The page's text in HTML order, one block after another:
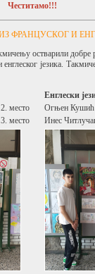
Честитамо!!!
ФРАНЦУСКОГ И
остварили добре
језика.
Енглески
2. место
Огњен Кушић
3. место Инес